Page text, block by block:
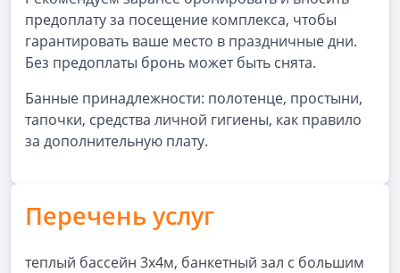
предоплату за посещение комплекса, чтобы
гарантировать ваше место в праздничные дни.
Без предоплаты бронь может быть снята.
Банные принадлежности: полотенце, простыни,
тапочки, средства личной гигиены, как правило
за дополнительную плату.
Перечень услуг
теплый бассейн 3х4м, банкетный зал с большим